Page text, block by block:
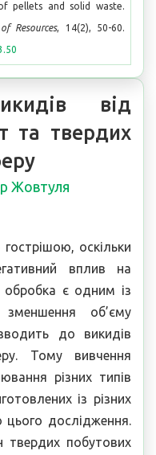
від
та твердих
Жовтуля
оскільки
вплив на
обробка є одним із
зменшення об’єму
до викидів
Тому вивчення
різних типів
із різних
дослідження.
твердих побутових
pellets and solid waste.
Resources, 14(2), 50-60.